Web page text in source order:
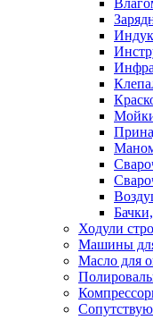
Мойки
Ходули
Машины
Масло для